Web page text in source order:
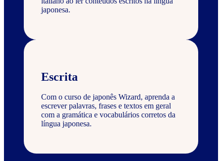
japonesa.
Escrita
Com o curso de japonês Wizard, aprenda a
escrever palavras, frases e textos em geral
com a gramática e vocabulários corretos da
língua japonesa.